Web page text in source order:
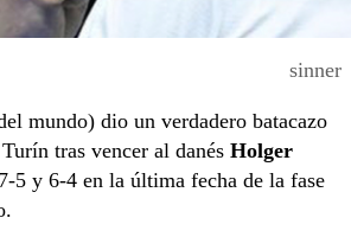
sinner
mundo) dio un verdadero batacazo
tras vencer al danés Holger
5 y 6-4 en la última fecha de la fase